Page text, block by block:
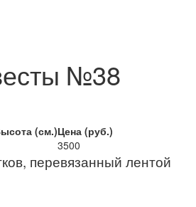
№38
(см.)Цена (руб.)
3500
перевязанный лентой